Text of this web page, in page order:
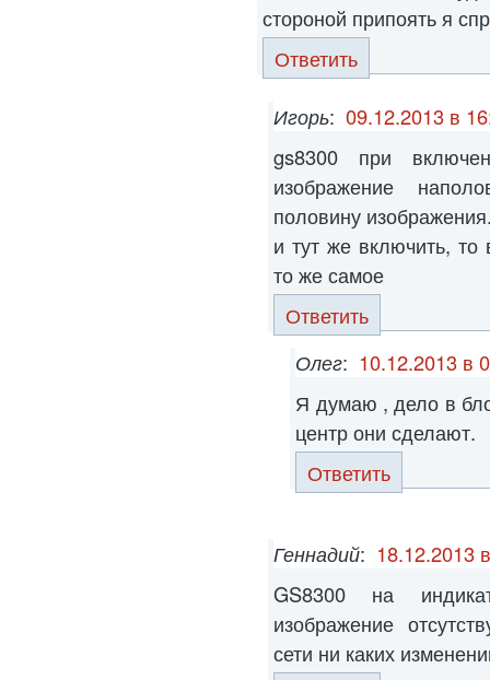
стороной припоять я
Ответить
Игорь: 09.12.2013 в
gs8300 при
изображение
половину
и тут же включить,
то же самое
Ответить
Олег: 10.12.2013 в
Я думаю , дело в
центр они сделают.
Ответить
Геннадий: 18.12.2013
GS8300 на
изображение
сети ни каких